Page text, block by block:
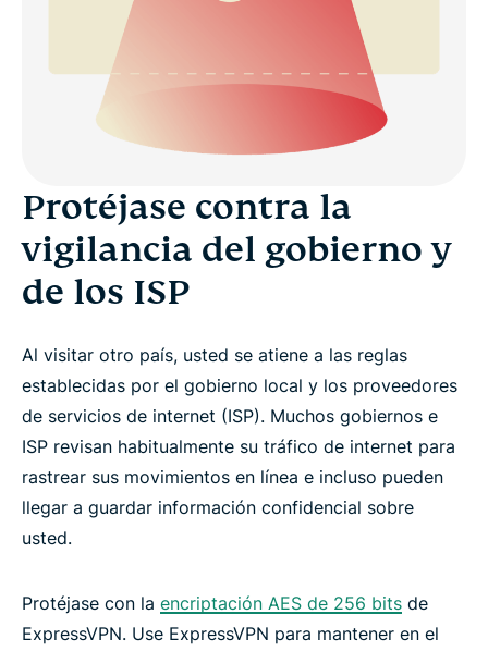
Protéjase contra la
vigilancia del gobierno y
de los ISP
Al visitar otro país, usted se atiene a las reglas
establecidas por el gobierno local y los proveedores
de servicios de internet (ISP). Muchos gobiernos e
ISP revisan habitualmente su tráfico de internet para
rastrear sus movimientos en línea e incluso pueden
llegar a guardar información confidencial sobre
usted.
Protéjase con la encriptación AES de 256 bits de
ExpressVPN. Use ExpressVPN para mantener en el